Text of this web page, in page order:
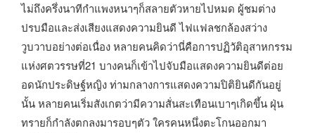
ไม่ถึงครึ่งนาทีกำแพงหนาๆก็สลายตัวหายไปหมด ผู้ชมต่าง
ปรบมือและส่งเสียงแสดงความยินดี ไฟแฟลชกล้องสว่าง
วูบวาบอย่างต่อเนื่อง หลายคนคิดว่านี่คือการปฏิวัติอุสาหกรรม
แห่งศตวรรษที่21 บางคนก็เข้าไปจับมือแสดงความยินดีต่อย
อดนักประดิษฐ์หญิง ท่ามกลางการแสดงความปิติยินดีกันอยู่
นั้น หลายคนเริ่มสังเกตว่ามีความสั่นสะเทือนเบาๆเกิดขึ้น ฝุ่น
ทรายก็กำลังตกลงมารอบๆตัว ใครคนหนึ่งตะโกนออกมา